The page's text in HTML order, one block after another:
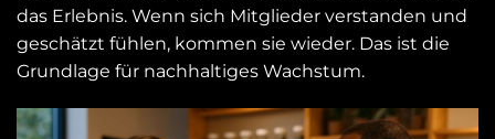
das Erlebnis. Wenn sich Mitglieder verstanden und
geschätzt fühlen, kommen sie wieder. Das ist die
Grundlage für nachhaltiges Wachstum.